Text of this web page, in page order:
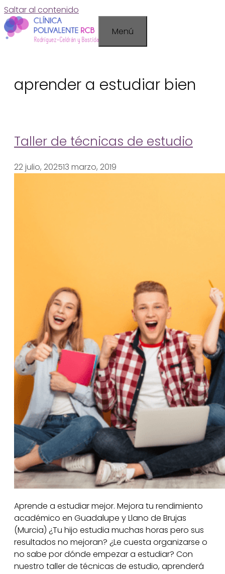
Saltar al contenido
Menú
aprender a estudiar bien
Taller de técnicas de estudio
22 julio, 202513 marzo, 2019
Aprende a estudiar mejor. Mejora tu rendimiento
académico en Guadalupe y Llano de Brujas
(Murcia) ¿Tu hijo estudia muchas horas pero sus
resultados no mejoran? ¿Le cuesta organizarse o
no sabe por dónde empezar a estudiar? Con
nuestro taller de técnicas de estudio, aprenderá